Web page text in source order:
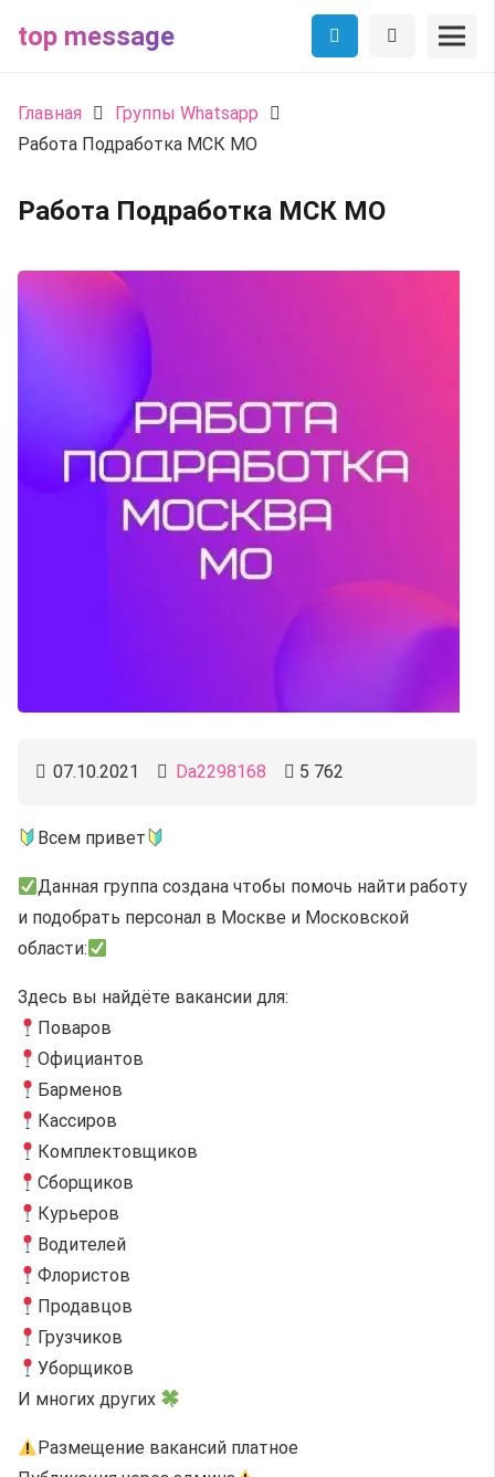
top message
Главная
Группы Whatsapp
Работа Подработка МСК МО
Работа Подработка МСК МО
07.10.2021 Da2298168 5 762
Всем привет
Данная группа создана чтобы помочь найти работу
и подобрать персонал в Москве и Московской
области:
Здесь вы найдёте вакансии для:
Поваров
Официантов
Барменов
Кассиров
Комплектовщиков
Сборщиков
Курьеров
Водителей
Флористов
Продавцов
Грузчиков
Уборщиков
И многих других
Размещение вакансий платное